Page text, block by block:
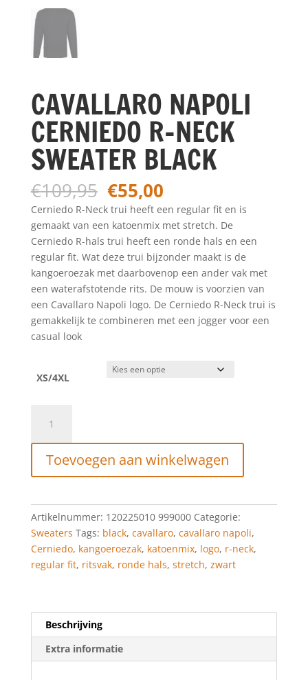
CAVALLARO NAPOLI
CERNIEDO R-NECK
SWEATER BLACK
€109,95 Oorspronkelijke
prijs
was:
€109,95.
€55,00Huidige
prijs
is:
€55,00.
Cerniedo R-Neck trui heeft een regular fit en is
gemaakt van een katoenmix met stretch. De
Cerniedo R-hals trui heeft een ronde hals en een
regular fit. Wat deze trui bijzonder maakt is de
kangoeroezak met daarbovenop een ander vak met
een waterafstotende rits. De mouw is voorzien van
een Cavallaro Napoli logo. De Cerniedo R-Neck trui is
gemakkelijk te combineren met een jogger voor een
casual look
XS/4XL
NAPOLI
CERNIEDO
NECK
BLACK
aantal
Toevoegen aan winkelwagen
Artikelnummer: 120225010 999000 Categorie:
Sweaters Tags: black, cavallaro, cavallaro napoli,
Cerniedo, kangoeroezak, katoenmix, logo, r-neck,
regular fit, ritsvak, ronde hals, stretch, zwart
Beschrijving
Extra informatie